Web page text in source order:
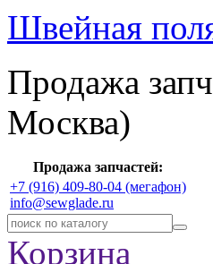
Швейная
Продажа
Москва)
Продажа запчастей:
+7 (916) 409-80-04 (мегафон)
info@sewglade.ru
Корзина